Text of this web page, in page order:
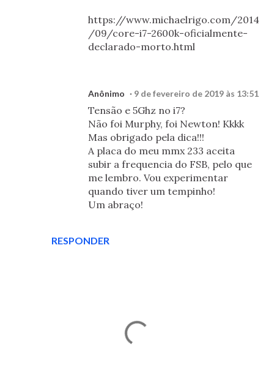
RESPONDER
https://www.michaelrigo.com/2014
/09/core-i7-2600k-oficialmente-
declarado-morto.html
Anônimo 9 de fevereiro de 2019 às 13:51
Tensão e 5Ghz no i7?
Não foi Murphy, foi Newton! Kkkk
Mas obrigado pela dica!!!
A placa do meu mmx 233 aceita
subir a frequencia do FSB, pelo que
me lembro. Vou experimentar
quando tiver um tempinho!
Um abraço!